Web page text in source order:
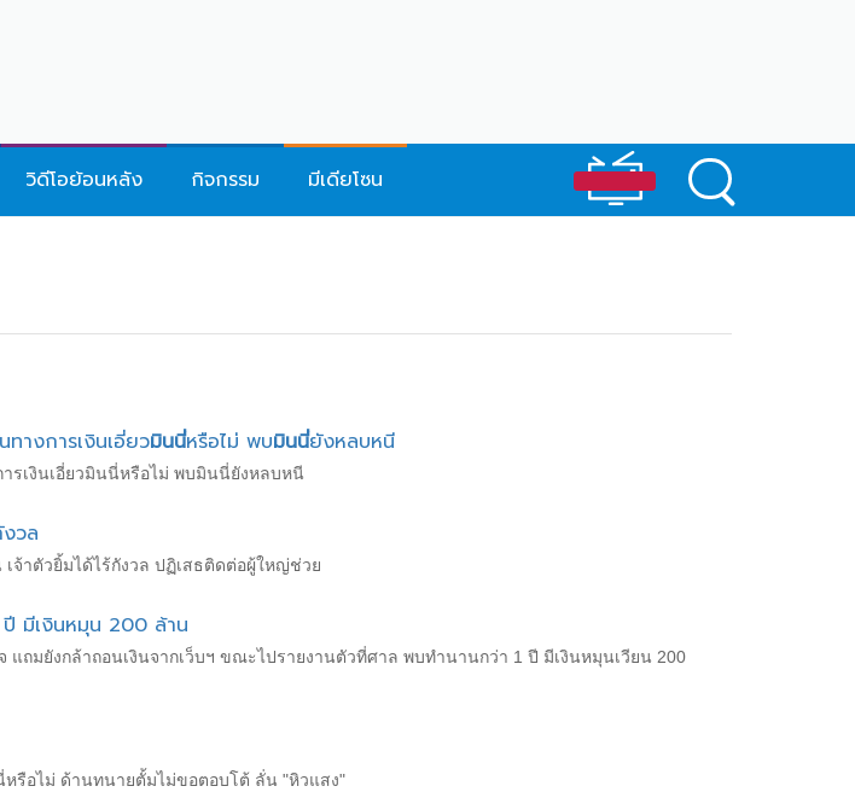
วิดีโอย้อนหลัง กิจกรรม มีเดียโซน
างการเงินเอี่ยวมินนี่หรือไม่ พบมินนี่ยังหลบหนี
รเงินเอี่ยวมินนี่หรือไม่ พบมินนี่ยังหลบหนี
วล
จ้าตัวยิ้มได้ไร้กังวล ปฏิเสธติดต่อผู้ใหญ่ช่วย
ปี มีเงินหมุน 200 ล้าน
ถมยังกล้าถอนเงินจากเว็บฯ ขณะไปรายงานตัวที่ศาล พบทำนานกว่า 1 ปี มีเงินหมุนเวียน 200
รือไม่ ด้านทนายตั้มไม่ขอตอบโต้ ลั่น "หิวแสง"